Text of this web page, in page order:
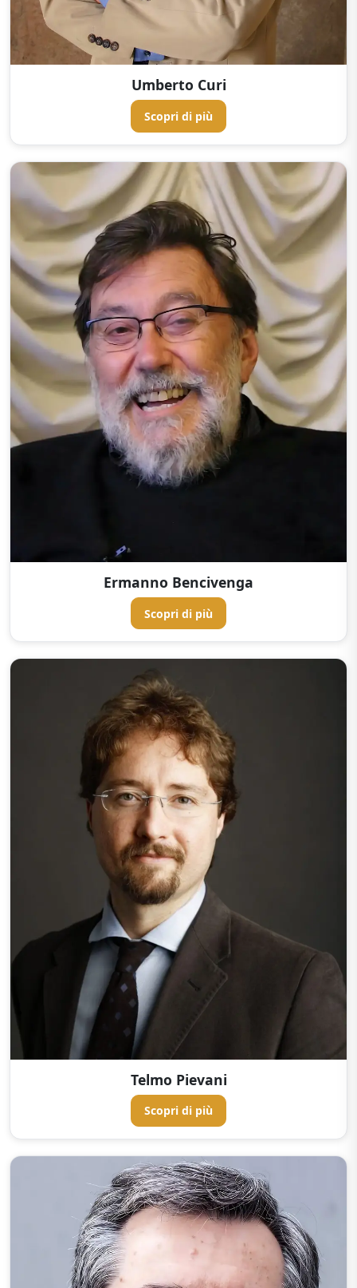
Umberto Curi
Scopri di più
Ermanno Bencivenga
Scopri di più
Telmo Pievani
Scopri di più